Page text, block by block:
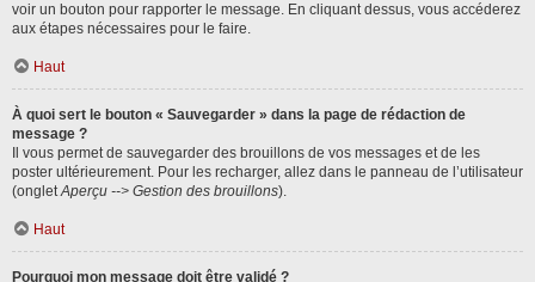
voir un bouton pour rapporter le message. En cliquant dessus, vous accéderez
aux étapes nécessaires pour le faire.
Haut
À quoi sert le bouton « Sauvegarder » dans la page de rédaction de
message ?
Il vous permet de sauvegarder des brouillons de vos messages et de les
poster ultérieurement. Pour les recharger, allez dans le panneau de l’utilisateur
(ongletAperçu --> Gestion des brouillons).
Haut
Pourquoi mon message doit être validé ?